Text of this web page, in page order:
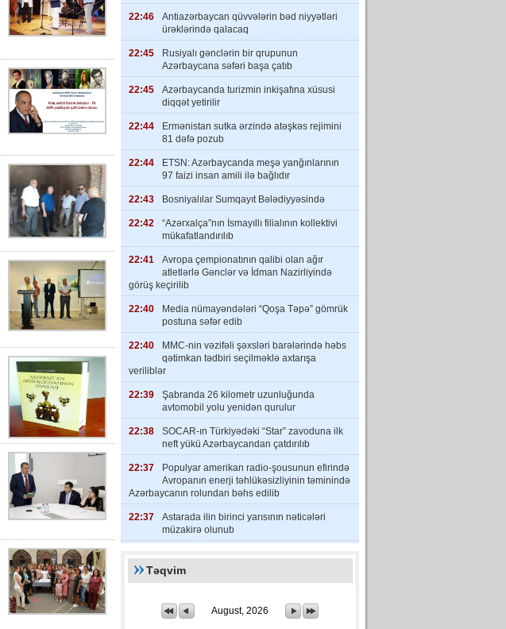
22:46
Antiazərbaycan qüvvələrin bəd niyyətləri
ürəklərində qalacaq
22:45
Rusiyalı gənclərin bir qrupunun
Azərbaycana səfəri başa çatıb
22:45
Azərbaycanda turizmin inkişafına xüsusi
diqqət yetirilir
22:44
Ermənistan sutka ərzində atəşkəs rejimini
81 dəfə pozub
22:44
ETSN: Azərbaycanda meşə yanğınlarının
97 faizi insan amili ilə bağlıdır
22:43 Bosniyalılar Sumqayıt Bələdiyyəsində
22:42
“Azərxalça”nın İsmayıllı filialının kollektivi
mükafatlandırılıb
22:41
Avropa çempionatının qalibi olan ağır
atletlərlə Gənclər və İdman Nazirliyində
görüş keçirilib
22:40
Media nümayəndələri “Qoşa Təpə” gömrük
postuna səfər edib
22:40
MMC-nin vəzifəli şəxsləri barələrində həbs
qətimkan tədbiri seçilməklə axtarışa
veriliblər
22:39
Şabranda 26 kilometr uzunluğunda
avtomobil yolu yenidən qurulur
22:38
SOCAR-ın Türkiyədəki “Star” zavoduna ilk
neft yükü Azərbaycandan çatdırılıb
22:37
Populyar amerikan radio-şousunun efirində
Avropanın enerji təhlükəsizliyinin təminində
Azərbaycanın rolundan bəhs edilib
22:37
Astarada ilin birinci yarısının nəticələri
müzakirə olunub
Təqvim
August, 2026